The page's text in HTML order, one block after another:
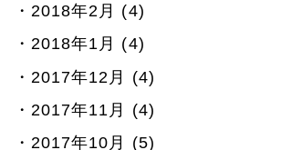
2018年2月 (4)
2018年1月 (4)
2017年12月 (4)
2017年11月 (4)
2017年10月 (5)